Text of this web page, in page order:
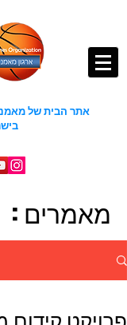
אתר הבית של
מאמרים :